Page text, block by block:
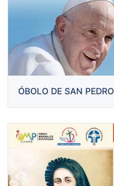
ÓBOLO DE SAN PEDRO